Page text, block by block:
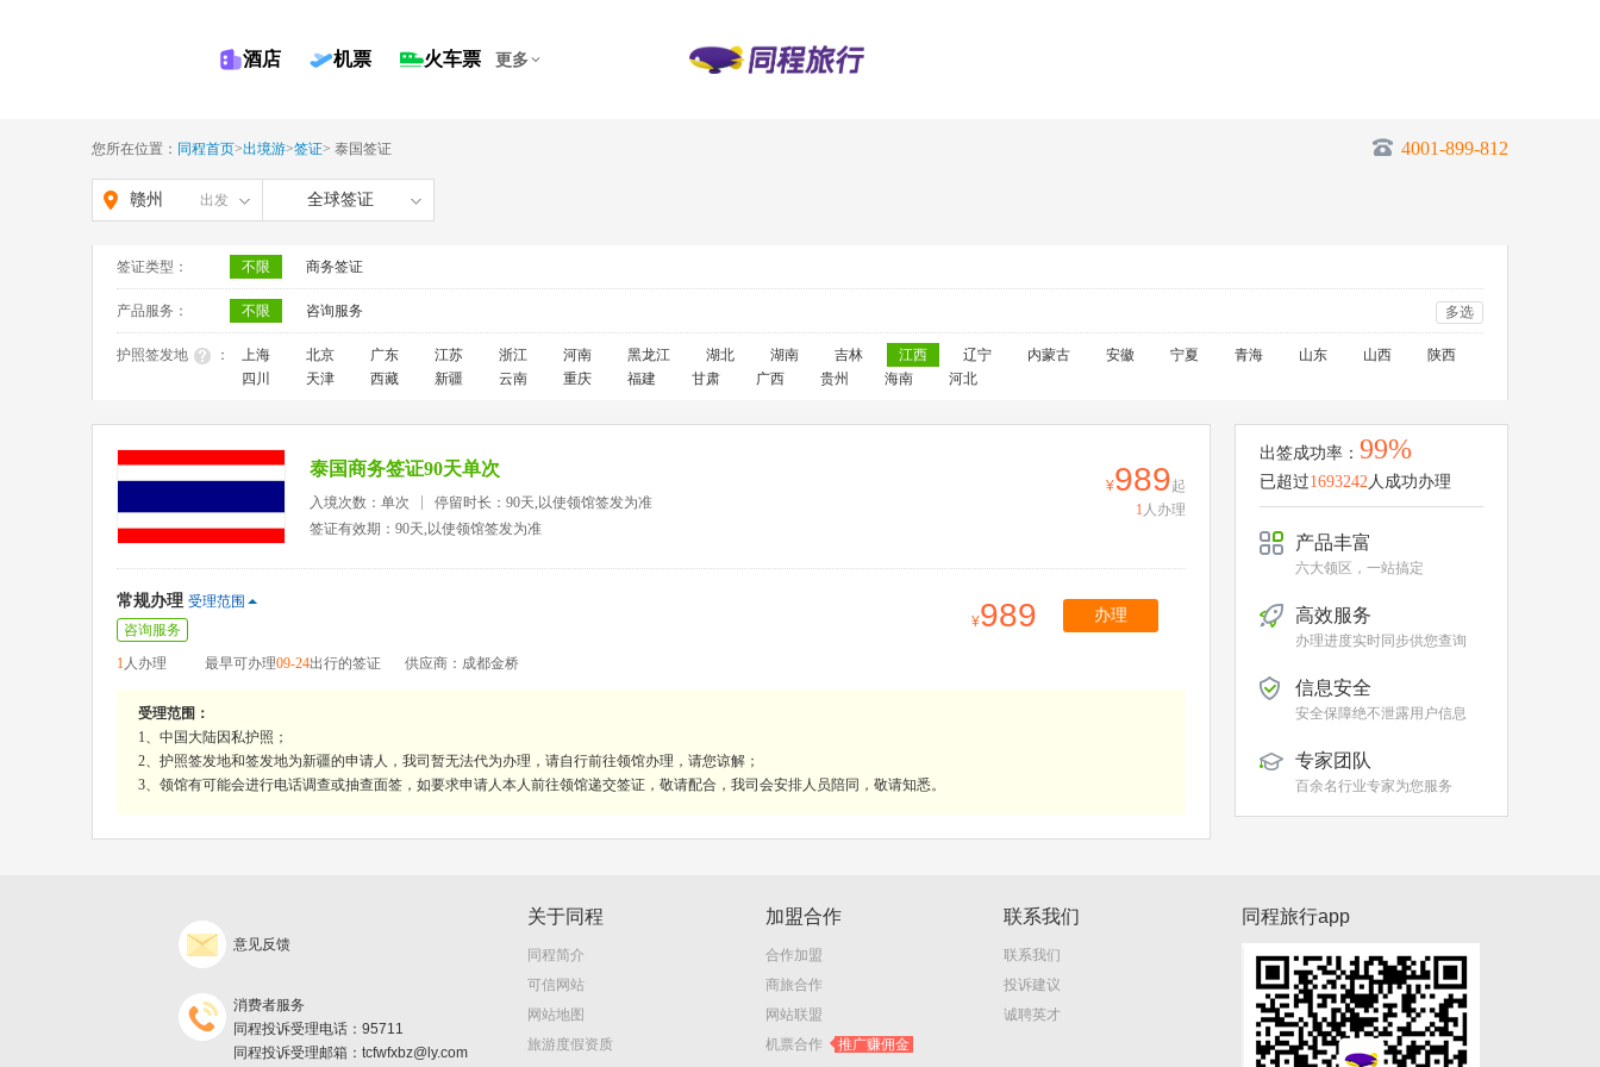
酒店 机票 火车票 更多
您所在位置： 同程首页>出境游>签证> 泰国签证 4001-899-812
赣州 出发 全球签证
签证类型： 不限 商务签证
产品服务： 不限 咨询服务 多选
护照签发地 ： 上海 北京 广东 江苏 浙江 河南 黑龙江 湖北 湖南 吉林 江西 辽宁 内蒙古 安徽 宁夏 青海 山东 山西
陕西
四川
天津 西藏 新疆 云南 重庆 福建 甘肃 广西 贵州 海南 河北
泰国商务签证90天单次
入境次数：单次
停留时长：90天,以使领馆签发为准
签证有效期：90天,以使领馆签发为准
989起
1 人办理
常规办理 受理范围
咨询服务
1人办理 最早可办理09-24出行的签证 供应商：成都金桥
989 办理
受理范围：
1、中国大陆因私护照；
2、护照签发地和签发地为新疆的申请人，我司暂无法代为办理，请自行前往领馆办理，请您谅解；
3、领馆有可能会进行电话调查或抽查面签，如要求申请人本人前往领馆递交签证，敬请配合，我司会安排人员陪同，敬请知悉。
出签成功率： 99%
已超过1693242人成功办理
产品丰富
六大领区，一站搞定
高效服务
办理进度实时同步供您查询
信息安全
安全保障绝不泄露用户信息
专家团队
百余名行业专家为您服务
意见反馈
消费者服务
同程投诉受理电话：95711
同程投诉受理邮箱：tcfwfxbz@ly.com
关于同程
同程简介
可信网站
网站地图
旅游度假资质
加盟合作
合作加盟
商旅合作
网站联盟
机票合作
推广赚佣金
联系我们
联系我们
投诉建议
诚聘英才
同程旅行app